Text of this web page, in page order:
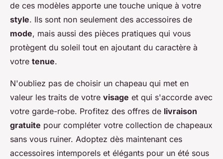
de ces modèles apporte une touche unique à votre
style. Ils sont non seulement des accessoires de
mode, mais aussi des pièces pratiques qui vous
protègent du soleil tout en ajoutant du caractère à
votre tenue.
N'oubliez pas de choisir un chapeau qui met en
valeur les traits de votre visage et qui s'accorde avec
votre garde-robe. Profitez des offres de livraison
gratuite pour compléter votre collection de chapeaux
sans vous ruiner. Adoptez dès maintenant ces
accessoires intemporels et élégants pour un été sous